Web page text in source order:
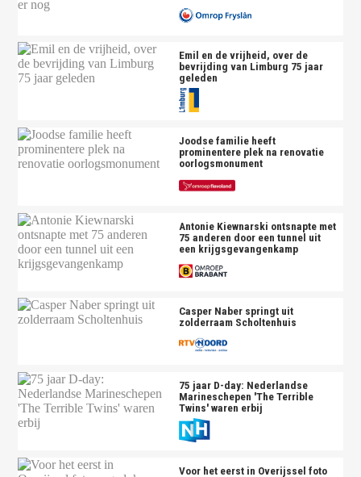
Emil en de vrijheid, over de
bevrijding van Limburg 75 jaar
geleden
Joodse familie heeft
prominentere plek na renovatie
oorlogsmonument
Antonie Kiewnarski ontsnapte met
75 anderen door een tunnel uit
een krijgsgevangenkamp
Casper Naber springt uit
zolderraam Scholtenhuis
75 jaar D-day: Nederlandse
Marineschepen 'The Terrible
Twins' waren erbij
Voor het eerst in Overijssel foto